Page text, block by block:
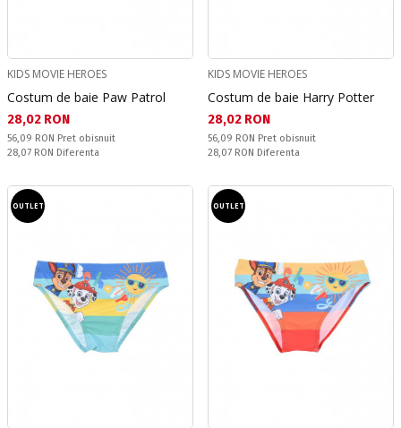
KIDS MOVIE HEROES
Costum de baie Paw Patrol
Текуща цена:
28,02 RON
Pret obisnuit:
56,09 RON Pret obisnuit
Спестявате:
28,07 RON Diferenta
KIDS MOVIE HEROES
Costum de baie Harry Potter
Текуща цена:
28,02 RON
Pret obisnuit:
56,09 RON Pret obisnuit
Спестявате:
28,07 RON Diferenta
OUTLET OUTLET